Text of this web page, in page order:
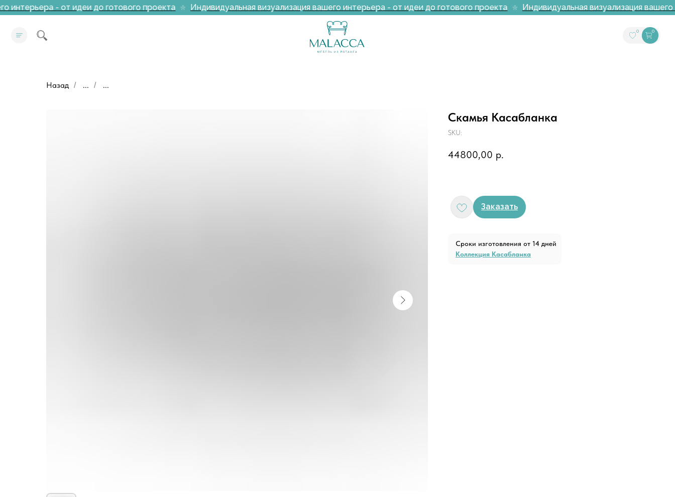
- от идеи до готового проекта Индивидуальная визуализация вашего интерьера - от идеи до готового проекта Индивидуальная визуализация вашего
Назад / ... / ...
Скамья Касабланка
SKU:
44800,00 р.
Заказать
Сроки изготовления от 14 дней
Коллекция Касабланка